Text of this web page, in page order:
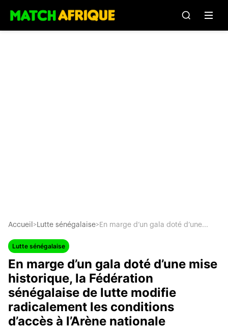
Accueil > Lutte sénégalaise> En marge d’un gala doté d’une...
Lutte sénégalaise
En marge d’un gala doté d’une mise
historique, la Fédération
sénégalaise de lutte modifie
radicalement les conditions
d’accès à l’Arène nationale